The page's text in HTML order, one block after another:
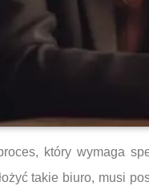
który wymaga
takie biuro, musi